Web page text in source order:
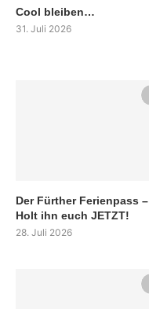
Cool bleiben…
31. Juli 2026
Der Fürther Ferienpass –
Holt ihn euch JETZT!
28. Juli 2026